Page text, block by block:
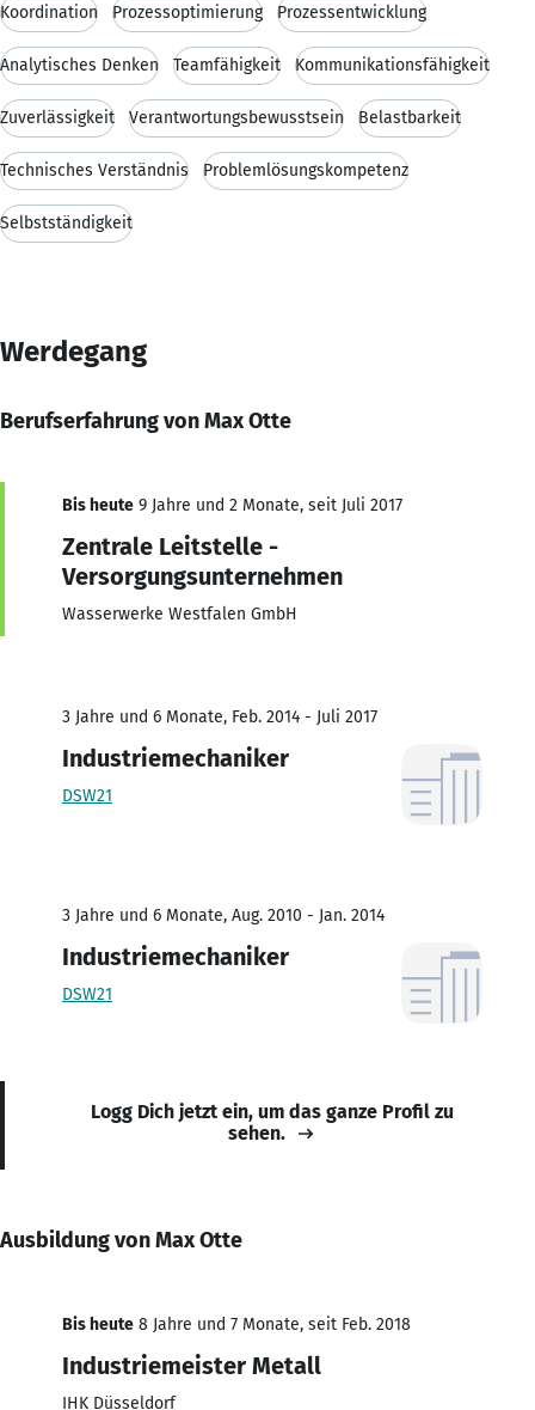
Koordination Prozessoptimierung Prozessentwicklung
Analytisches Denken Teamfähigkeit Kommunikationsfähigkeit
Zuverlässigkeit Verantwortungsbewusstsein Belastbarkeit
Technisches Verständnis Problemlösungskompetenz
Selbstständigkeit
Werdegang
Berufserfahrung von Max Otte
Bis heute 9 Jahre und 2 Monate, seit Juli 2017
Zentrale Leitstelle -
Versorgungsunternehmen
Wasserwerke Westfalen GmbH
3 Jahre und 6 Monate, Feb. 2014 - Juli 2017
Industriemechaniker
DSW21
3 Jahre und 6 Monate, Aug. 2010 - Jan. 2014
Industriemechaniker
DSW21
Logg Dich jetzt ein, um das ganze Profil zu
sehen.
Ausbildung von Max Otte
Bis heute 8 Jahre und 7 Monate, seit Feb. 2018
Industriemeister Metall
IHK Düsseldorf